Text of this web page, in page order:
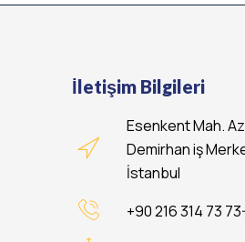
İletişim Bilgileri
Esenkent Mah.
Demirhan iş
İstanbul
+90 216 314 73